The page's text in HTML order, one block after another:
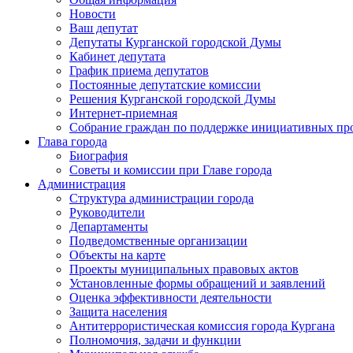
Новости
Ваш депутат
Депутаты Курганской городской Думы
Кабинет депутата
График приема депутатов
Постоянные депутатские комиссии
Решения Курганской городской Думы
Интернет-приемная
Собрание граждан по поддержке инициативных
Глава города
Биография
Советы и комиссии при Главе города
Администрация
Структура администрации города
Руководители
Департаменты
Подведомственные организации
Объекты на карте
Проекты муниципальных правовых актов
Установленные формы обращений и заявлений
Оценка эффективности деятельности
Защита населения
Антитеррористическая комиссия города Кургана
Полномочия, задачи и функции